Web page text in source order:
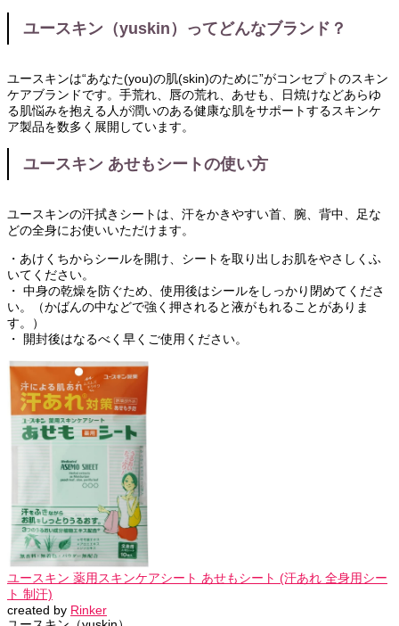
ユースキン（yuskin）ってどんなブランド？
ユースキンは“あなた(you)の肌(skin)のために”がコンセプトのスキン
ケアブランドです。手荒れ、唇の荒れ、あせも、日焼けなどあらゆ
る肌悩みを抱える人が潤いのある健康な肌をサポートするスキンケ
ア製品を数多く展開しています。
ユースキン あせもシートの使い方
ユースキンの汗拭きシートは、汗をかきやすい首、腕、背中、足な
どの全身にお使いいただけます。
・あけくちからシールを開け、シートを取り出しお肌をやさしくふ
いてください。
・ 中身の乾燥を防ぐため、使用後はシールをしっかり閉めてくださ
い。（かばんの中などで強く押されると液がもれることがありま
す。）
・ 開封後はなるべく早くご使用ください。
ユースキン 薬用スキンケアシート あせもシート (汗あれ 全身用シー
ト 制汗)
created by Rinker